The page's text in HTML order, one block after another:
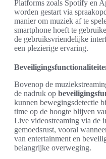
Platforms zoals Spotify en
worden gestart via
manier om muziek af te
smartphone hoeft te
de gebruiksvriendelijke
een plezierige ervaring.
Bovenop de
de nadruk op
kunnen bewegingsdetectie
time op de hoogte blijven
Live videostreaming via de
gemoedsrust, vooral
van entertainment en
belangrijke overweging.